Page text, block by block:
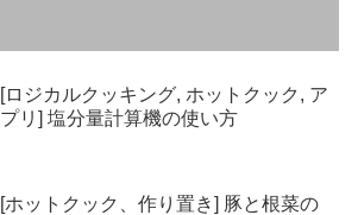
[ロジカルクッキング, ホットクック, ア
プリ] 塩分量計算機の使い方
[ホットクック、作り置き] 豚と根菜の